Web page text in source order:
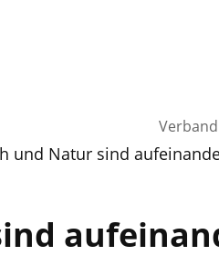
und Natur sind